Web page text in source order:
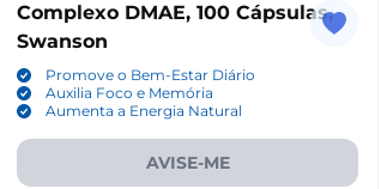
Complexo DMAE, 100 Cápsulas,
Swanson
Promove o Bem-Estar Diário
Auxilia Foco e Memória
Aumenta a Energia Natural
AVISE-ME